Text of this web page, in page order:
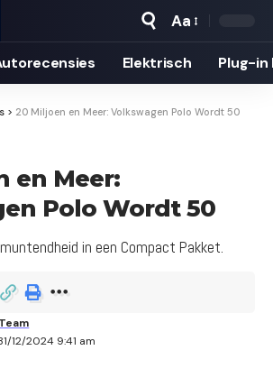
Aa
Elektrisch Plug-in
> 20 Miljoen en Meer: Volkswagen Polo Wordt 50
en Meer:
Polo Wordt 50
in een Compact Pakket.
12/2024 9:41 am